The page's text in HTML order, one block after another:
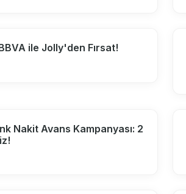
ile Jolly'den Fırsat!
Nakit Avans Kampanyası: 2